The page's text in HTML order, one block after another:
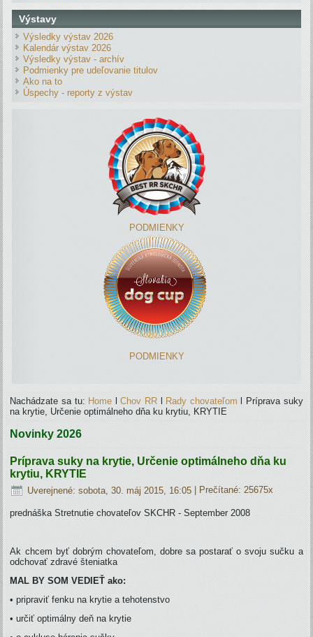
Výstavy
Výsledky výstav 2026
Kalendár výstav 2026
Výsledky výstav - archív
Podmienky pre udeľovanie titulov
Ako na to
Úspechy - reporty z výstav
PODMIENKY
PODMIENKY
Nachádzate sa tu: Home lChov RR Rady chovateľom
Príprava suky
na krytie, Určenie optimálneho dňa ku krytiu, KRYTIE
Novinky 2026
Príprava suky na krytie, Určenie optimálneho dňa ku
krytiu, KRYTIE
Uverejnené: sobota, 30. máj 2015, 16:05 | Prečítané: 25675x
prednáška Stretnutie chovateľov SKCHR - September 2008
Ak chcem byť dobrým chovateľom, dobre sa postarať o svoju sučku a
odchovať zdravé šteniatka
MAL BY SOM VEDIEŤ ako:
• pripraviť fenku na krytie a tehotenstvo
• určiť optimálny deň na krytie